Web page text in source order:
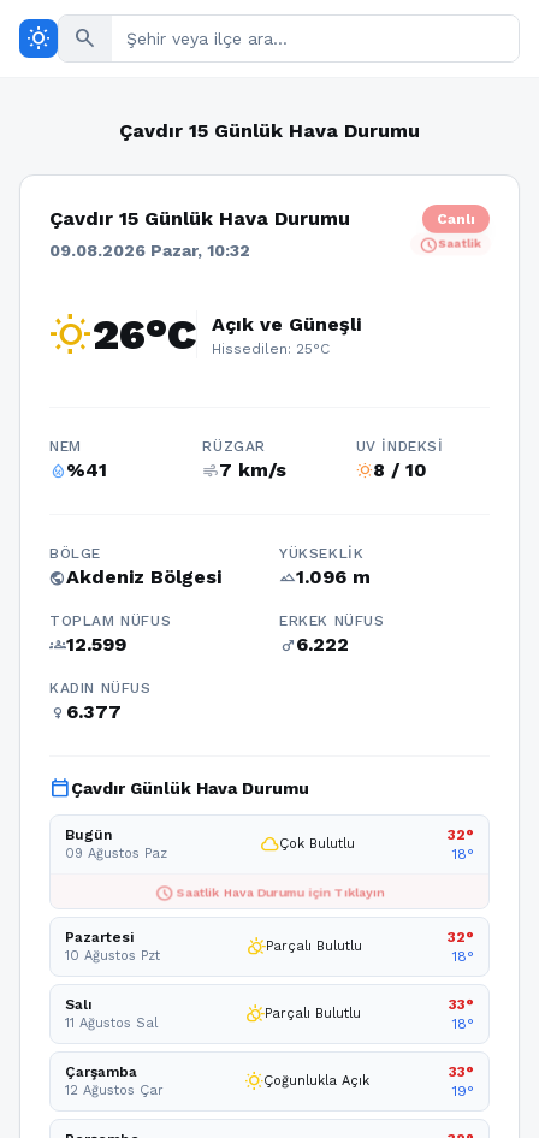
wb_sunny search
Çavdır 15 Günlük Hava Durumu
Çavdır 15 Günlük Hava Durumu
09.08.2026 Pazar, 10:32
Canlı
scheduleSaatlik
wb_sunny26°C Açık ve Güneşli
Hissedilen: 25°C
NEM
humidity_percentage%41
RÜZGAR
air7 km/s
UV İNDEKSI
wb_sunny8 / 10
BÖLGE
publicAkdeniz Bölgesi
YÜKSEKLIK
terrain1.096 m
TOPLAM NÜFUS
groups12.599
ERKEK NÜFUS
male6.222
KADIN NÜFUS
female 6.377
calendar_todayÇavdır Günlük Hava Durumu
Bugün
09 Ağustos Paz cloudÇok Bulutlu
32°
18°
schedule Saatlik Hava Durumu için Tıklayın
Pazartesi
10 Ağustos Pzt partly_cloudy_dayParçalı Bulutlu
32°
18°
Salı
11 Ağustos Sal partly_cloudy_dayParçalı Bulutlu
33°
18°
Çarşamba
12 Ağustos Çar wb_sunnyÇoğunlukla Açık
33°
19°